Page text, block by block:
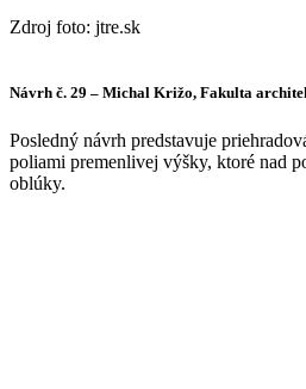
Zdroj foto: jtre.sk
Návrh č. 29 – Michal Križo, Fakulta
Posledný návrh predstavuje
poliami premenlivej výšky, ktoré nad
oblúky.